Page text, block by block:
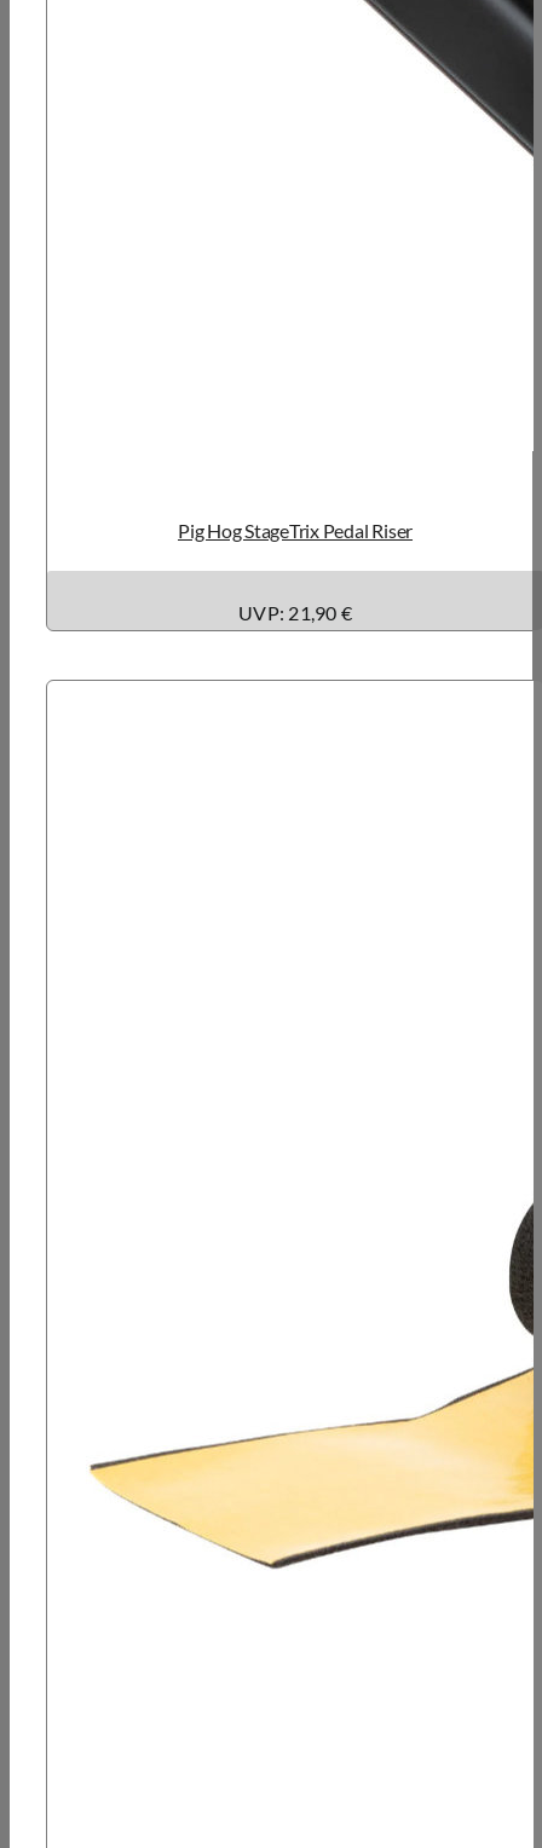
Pig Hog StageTrix Pedal Riser
UVP: 21,90 €